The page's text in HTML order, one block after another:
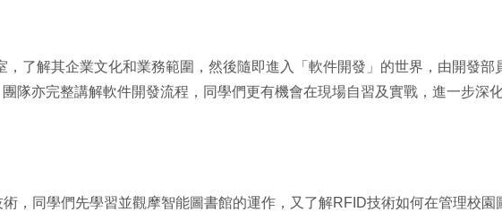
了解其企業文化和業務範圍，然後隨即進入「軟件開發」的世界，由開發部
隊亦完整講解軟件開發流程，同學們更有機會在現場自習及實戰，進一步深
，同學們先學習並觀摩智能圖書館的運作，又了解RFID技術如何在管理校園